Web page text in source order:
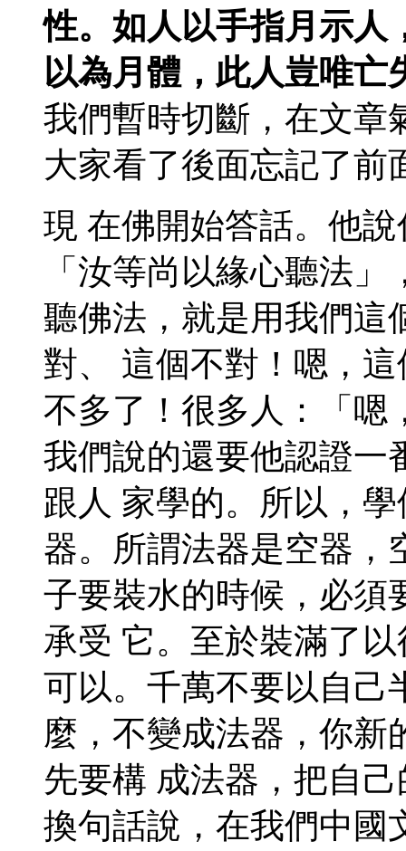
性。如人以手指月示人
以為月體，此人豈唯亡
我們暫時切斷，在文章
大家看了後面忘記了前
現 在佛開始答話。他
「汝等尚以緣心聽法
聽佛法，就是用我們這
對、 這個不對！嗯，
不多了！很多人：「嗯
我們說的還要他認證一
跟人 家學的。所以，
器。所謂法器是空器，
子要裝水的時候，必須
承受 它。至於裝滿了
可以。千萬不要以自己
麼，不變成法器，你新
先要構 成法器，把自
換句話說，在我們中國